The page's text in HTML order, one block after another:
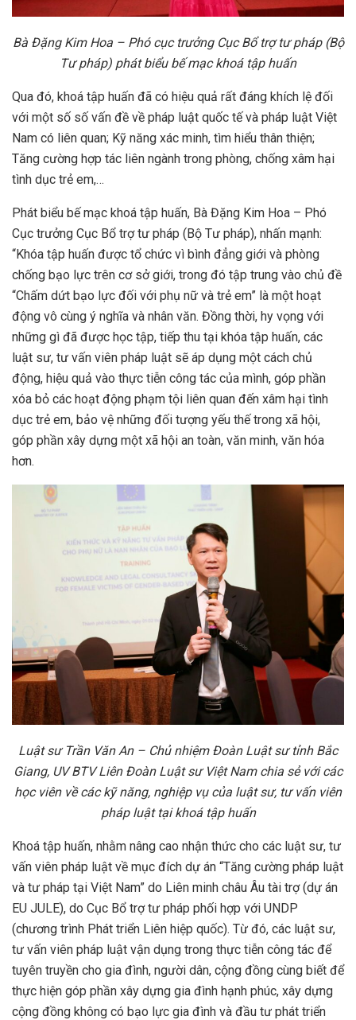
Bà Đặng Kim Hoa – Phó cục trưởng Cục Bổ trợ tư pháp (Bộ
Tư pháp) phát biểu bế mạc khoá tập huấn
Qua đó, khoá tập huấn đã có hiệu quả rất đáng khích lệ đối
với một số số vấn đề về pháp luật quốc tế và pháp luật Việt
Nam có liên quan; Kỹ năng xác minh, tìm hiểu thân thiện;
Tăng cường hợp tác liên ngành trong phòng, chống xâm hại
tình dục trẻ em,…
Phát biểu bế mạc khoá tập huấn, Bà Đặng Kim Hoa – Phó
Cục trưởng Cục Bổ trợ tư pháp (Bộ Tư pháp), nhấn mạnh:
“Khóa tập huấn được tổ chức vì bình đẳng giới và phòng
chống bạo lực trên cơ sở giới, trong đó tập trung vào chủ đề
“Chấm dứt bạo lực đối với phụ nữ và trẻ em” là một hoạt
động vô cùng ý nghĩa và nhân văn. Đồng thời, hy vọng với
những gì đã được học tập, tiếp thu tại khóa tập huấn, các
luật sư, tư vấn viên pháp luật sẽ áp dụng một cách chủ
động, hiệu quả vào thực tiễn công tác của mình, góp phần
xóa bỏ các hoạt động phạm tội liên quan đến xâm hại tình
dục trẻ em, bảo vệ những đối tượng yếu thế trong xã hội,
góp phần xây dựng một xã hội an toàn, văn minh, văn hóa
hơn.
Luật sư Trần Văn An – Chủ nhiệm Đoàn Luật sư tỉnh Bắc
Giang, UV BTV Liên Đoàn Luật sư Việt Nam chia sẻ với các
học viên về các kỹ năng, nghiệp vụ của luật sư, tư vấn viên
pháp luật tại khoá tập huấn
Khoá tập huấn, nhằm nâng cao nhận thức cho các luật sư, tư
vấn viên pháp luật về mục đích dự án “Tăng cường pháp luật
và tư pháp tại Việt Nam” do Liên minh châu Âu tài trợ (dự án
EU JULE), do Cục Bổ trợ tư pháp phối hợp với UNDP
(chương trình Phát triển Liên hiệp quốc). Từ đó, các luật sư,
tư vấn viên pháp luật vận dụng trong thực tiễn công tác để
tuyên truyền cho gia đình, người dân, cộng đồng cùng biết để
thực hiện góp phần xây dựng gia đình hạnh phúc, xây dựng
cộng đồng không có bạo lực gia đình và đầu tư phát triển